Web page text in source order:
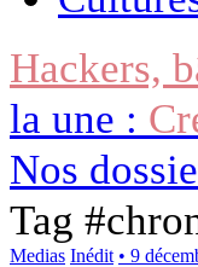
Hackers,
la une :
Nos
Tag #
Medias Inédit • 9